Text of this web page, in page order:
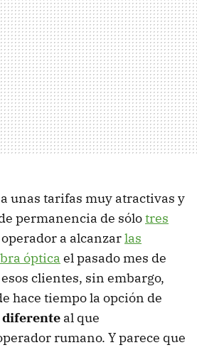
unas tarifas muy atractivas y
permanencia de sólotres
a alcanzarlas
óptica el pasado mes de
clientes, sin embargo,
hace tiempo la opción de
al que
rumano. Y parece que